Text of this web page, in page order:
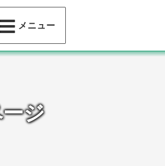
メニュー
ジ